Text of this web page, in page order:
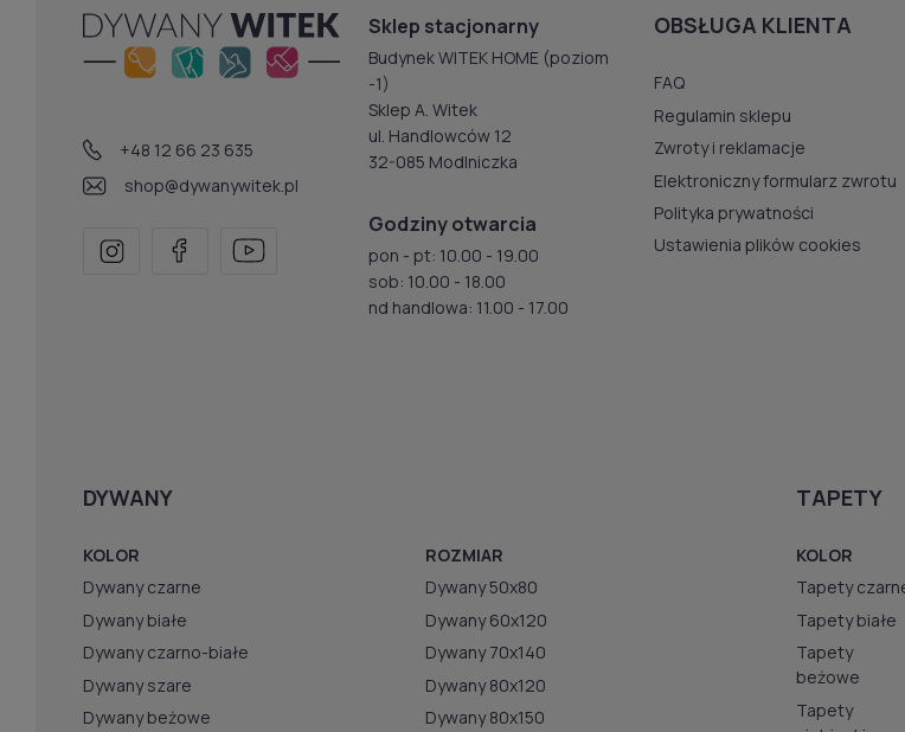
+48 12 66 23 635
shop@dywanywitek.pl
Sklep stacjonarny
Budynek WITEK HOME (poziom
-1)
Sklep A. Witek
ul. Handlowców 12
32-085 Modlniczka
Godziny otwarcia
pon - pt: 10.00 - 19.00
sob: 10.00 - 18.00
nd handlowa: 11.00 - 17.00
OBSŁUGA KLIENTA
FAQ
Regulamin sklepu
Zwroty i reklamacje
Elektroniczny formularz zwrotu
Polityka prywatności
Ustawienia plików cookies
DYWANY
KOLOR
Dywany czarne
Dywany białe
Dywany czarno-białe
Dywany szare
Dywany beżowe
ROZMIAR
Dywany 50x80
Dywany 60x120
Dywany 70x140
Dywany 80x120
Dywany 80x150
TAPETY
KOLOR
Tapety
Tapety białe
Tapety
beżowe
Tapety